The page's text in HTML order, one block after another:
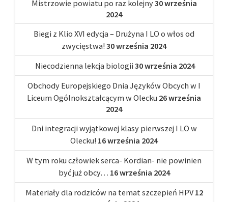
Mistrzowie powiatu po raz kolejny30 września
2024
Biegi z Klio XVI edycja – Drużyna I LO o włos od
zwycięstwa! 30 września 2024
Niecodzienna lekcja biologii 30 września 2024
Obchody Europejskiego Dnia Języków Obcych w I
Liceum Ogólnokształcącym w Olecku 26 września
2024
Dni integracji wyjątkowej klasy pierwszej I LO w
Olecku! 16 września 2024
W tym roku człowiek serca- Kordian- nie powinien
być już obcy… 16 września 2024
Materiały dla rodziców na temat szczepień HPV 12